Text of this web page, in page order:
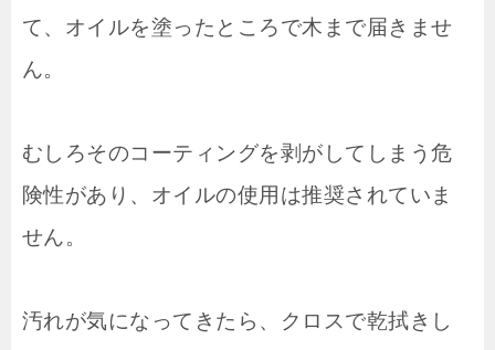
て、オイルを塗ったところで木まで届きませ
ん。
むしろそのコーティングを剥がしてしまう危
険性があり、オイルの使用は推奨されていま
せん。
汚れが気になってきたら、クロスで乾拭きし